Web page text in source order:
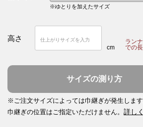
※ゆとりを加えたサイズ
高さ
cm
ラン
での
サイズの測り方
※ご注文サイズによっては巾継ぎが発生します
巾継ぎの位置はご指定いただけません。 詳し